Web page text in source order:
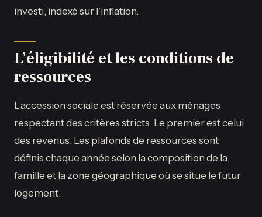
investi, indexé sur l’inflation.
L’éligibilité et les conditions de
ressources
L’accession sociale est réservée aux ménages
respectant des critères stricts. Le premier est celui
des revenus. Les plafonds de ressources sont
définis chaque année selon la composition de la
famille et la zone géographique où se situe le futur
logement.